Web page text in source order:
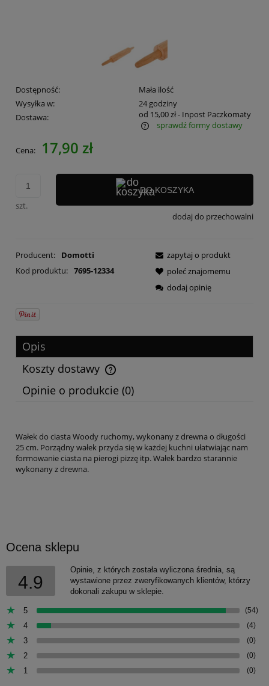
Dostępność:
Mała ilość
Wysyłka w:
24 godziny
Dostawa:
od 15,00 zł- Inpost Paczkomaty
sprawdź formy dostawy
Cena: 17,90 zł
szt.
DO KOSZYKA
dodaj do przechowalni
Producent:
Domotti
Kod produktu: 7695-12334
zapytaj o produkt
poleć znajomemu
dodaj opinię
Opis
Koszty dostawy
Cena nie zawiera ewentualnych kosztów płatności
Opinie o produkcie (0)
Wałek do ciasta Woody ruchomy, wykonany z drewna o długości
25 cm. Porządny wałek przyda się w każdej kuchni ułatwiając nam
formowanie ciasta na pierogi pizzę itp. Wałek bardzo starannie
wykonany z drewna.
Ocena sklepu
4.9
Opinie, z których została wyliczona średnia, są
wystawione przez zweryfikowanych klientów, którzy
dokonali zakupu w sklepie.
5 (54)
4 (4)
3 (0)
2 (0)
1 (0)